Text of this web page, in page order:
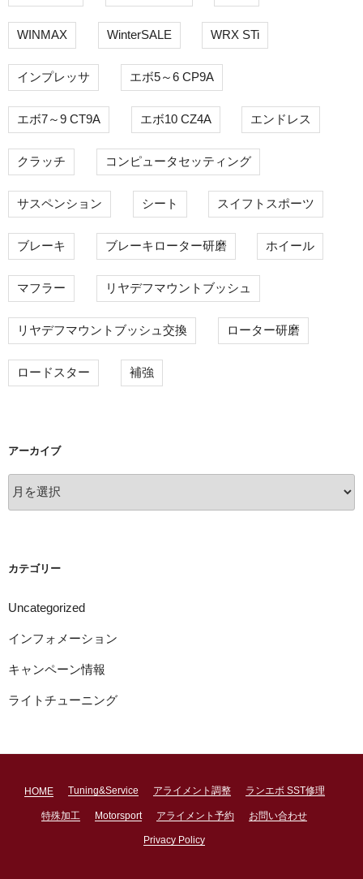
WINMAX WinterSALE WRX STi
インプレッサ エボ5～6 CP9A
エボ7～9 CT9A エボ10 CZ4A エンドレス
クラッチ コンピュータセッティング
サスペンション シート スイフトスポーツ
ブレーキ ブレーキローター研磨 ホイール
マフラー リヤデフマウントブッシュ
リヤデフマウントブッシュ交換 ローター研磨
ロードスター 補強
アーカイブ
ー
カテゴリー
Uncategorized
インフォメーション
キャンペーン情報
ライトチューニング
HOME Tuning&Service アライメント調整 ランエボ SST修理
特殊加工 Motorsport アライメント予約 お問い合わせ
Privacy Policy